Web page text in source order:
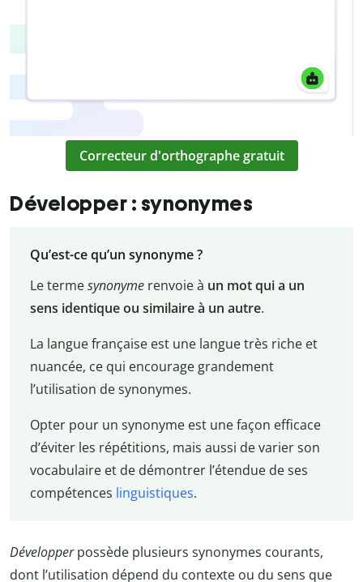
Correcteur d'orthographe gratuit
Développer : synonymes
Qu’est-ce qu’un synonyme ?
Le termesynonymerenvoie à un mot qui a un
sens identique ou similaire à un autre.
La langue française est une langue très riche et
nuancée, ce qui encourage grandement
l’utilisation de synonymes.
Opter pour un synonyme est une façon efficace
d’éviter les répétitions, mais aussi de varier son
vocabulaire et de démontrer l’étendue de ses
compétences linguistiques.
Développerpossède plusieurs synonymes courants,
dont l’utilisation dépend du contexte ou du sens que